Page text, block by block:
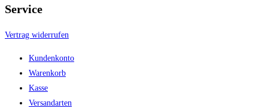
Service
Vertrag widerrufen
Kundenkonto
Warenkorb
Kasse
Versandarten